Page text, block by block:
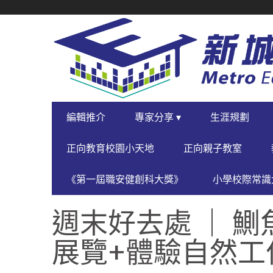
NAVIGATION
PRIMARY
NAVIGATION
編輯推介 專家分享 ▾ 生涯規劃
正向教育校園小天地 正向親子教室
《第一屆職安健創科大獎》 小學校際常
週末好去處 ｜ 鰂
展覽+體驗自然